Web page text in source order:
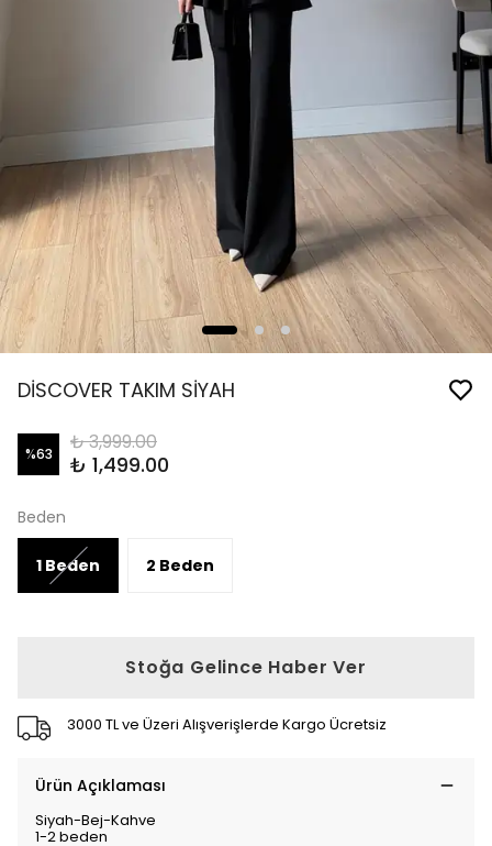
DİSCOVER TAKIM SİYAH
%63 ₺ 3,999.00
₺ 1,499.00
Beden
1 Beden 2 Beden
Stoğa Gelince Haber Ver
3000 TL ve Üzeri Alışverişlerde Kargo Ücretsiz
Ürün Açıklaması
Siyah-Bej-Kahve
1-2 beden